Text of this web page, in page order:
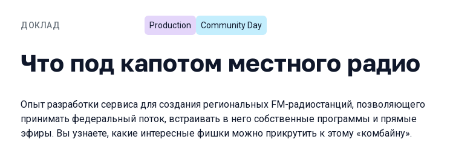
ДОКЛАД
Что под капотом местного радио
Production Community Day
Что под капотом местного радио
Опыт разработки сервиса для создания региональных FM-радиостанций, позволяющего
принимать федеральный поток, встраивать в него собственные программы и прямые
эфиры. Вы узнаете, какие интересные фишки можно прикрутить к этому «комбайну».